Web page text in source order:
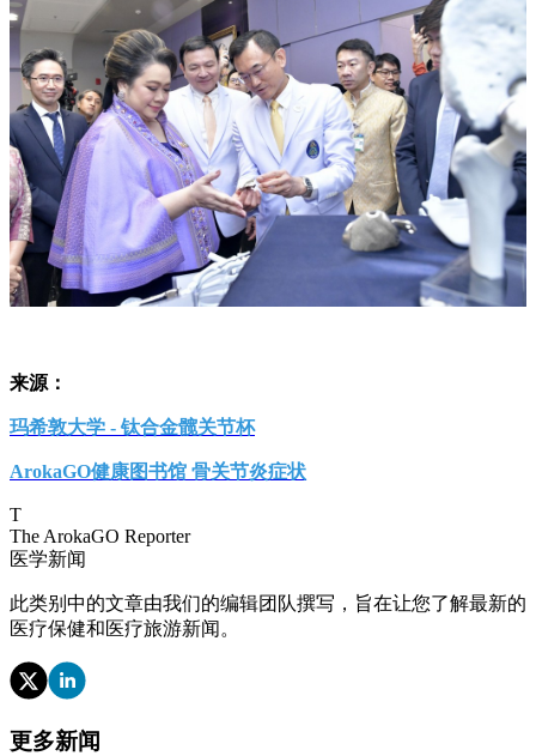
来源：
玛希敦大学 - 钛合金髋关节杯
ArokaGO健康图书馆 骨关节炎症状
T
The ArokaGO Reporter
医学新闻
此类别中的文章由我们的编辑团队撰写，旨在让您了解最新的
医疗保健和医疗旅游新闻。
更多新闻